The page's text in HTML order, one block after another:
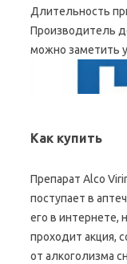
Длительность
Производитель
можно заметить
Как купить
Препарат Alco
поступает в
его в интернете,
проходит акция,
от алкоголизма